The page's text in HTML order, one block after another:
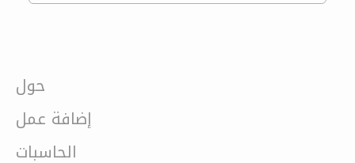
حول
إضافة عمل
الحاسبات